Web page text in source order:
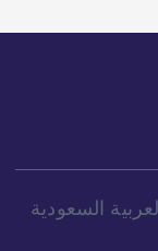
السعودية